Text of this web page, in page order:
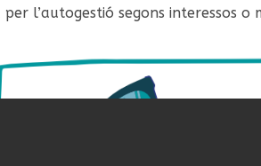
per l’autogestió segons interessos